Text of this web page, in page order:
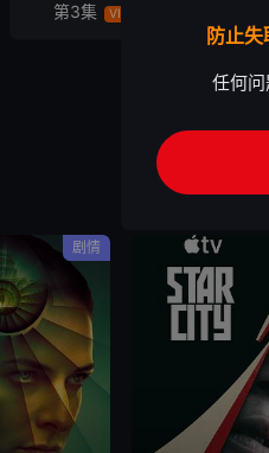
第3集 VIP
剧情
防止
任何